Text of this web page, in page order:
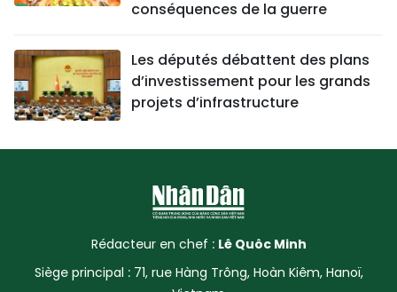
conséquences de la guerre
Les députés débattent des plans
d’investissement pour les grands
projets d’infrastructure
Rédacteur en chef : Lê Quôc Minh
Siège principal : 71, rue Hàng Trông, Hoàn Kiêm, Hanoï,